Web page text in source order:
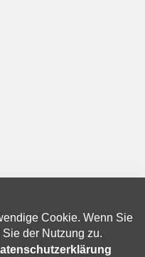
Cookie. Wenn Sie
der Nutzung zu.